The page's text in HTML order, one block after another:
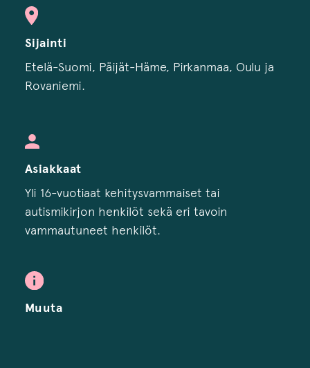
Sijainti
Etelä-Suomi, Päijät-Häme, Pirkanmaa, Oulu ja
Rovaniemi.
Asiakkaat
Yli 16-vuotiaat kehitysvammaiset tai
autismikirjon henkilöt sekä eri tavoin
vammautuneet henkilöt.
Muuta